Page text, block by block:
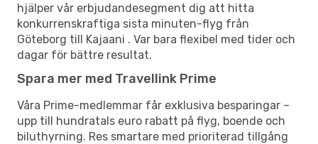
hjälper vår erbjudandesegment dig att hitta
konkurrenskraftiga sista minuten-flyg från
Göteborg till Kajaani . Var bara flexibel med tider och
dagar för bättre resultat.
Spara mer med Travellink Prime
Våra Prime-medlemmar får exklusiva besparingar –
upp till hundratals euro rabatt på flyg, boende och
biluthyrning. Res smartare med prioriterad tillgång